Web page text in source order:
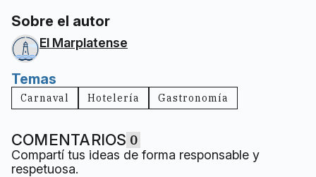
Sobre el autor
El Marplatense
Temas
Carnaval Hotelería Gastronomía
COMENTARIOS 0
Compartí tus ideas de forma responsable y
respetuosa.